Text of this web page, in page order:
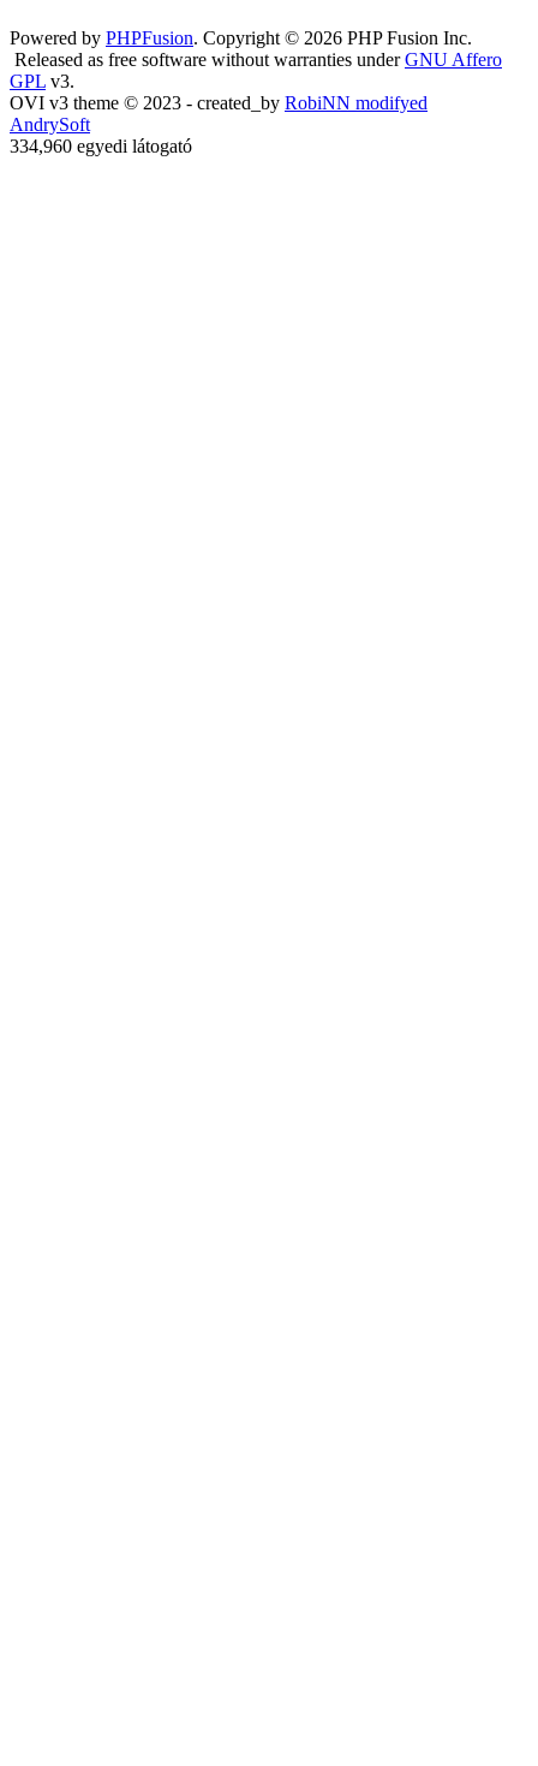
Powered by PHPFusion. Copyright © 2026 PHP Fusion Inc.
Released as free software without warranties underGNU Affero
GPL v3.
OVI v3 theme © 2023 - created_by RobiNN modifyed
AndrySoft
334,960 egyedi látogató